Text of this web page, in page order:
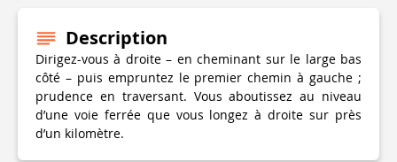
Description
Dirigez-vous à droite – en cheminant sur le large bas
côté – puis empruntez le premier chemin à gauche ;
prudence en traversant. Vous aboutissez au niveau
d’une voie ferrée que vous longez à droite sur près
d’un kilomètre.